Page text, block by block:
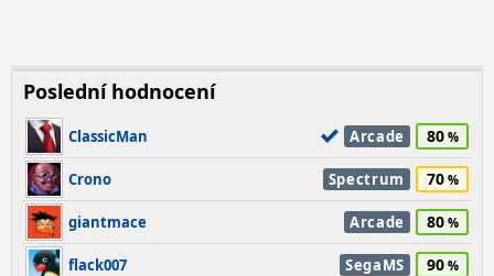
Poslední hodnocení
ClassicMan Arcade 80
Crono Spectrum 70
giantmace Arcade 80
flack007 SegaMS 90